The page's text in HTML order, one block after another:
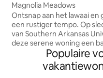
Magnolia Meadows
Ontsnap aan het lawaai en
een rustiger tempo. Op
van Southern Arkansas
deze serene woning een
rust en gemak. Word
goudkleurig licht dat zich
platteland uitstrekt en
Populaire